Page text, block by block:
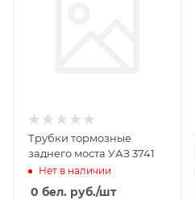
Трубки тормозные
заднего моста УАЗ 3741
Нет в наличии
0 бел. руб./шт